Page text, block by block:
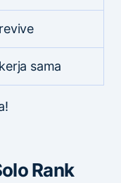
sama
Rank